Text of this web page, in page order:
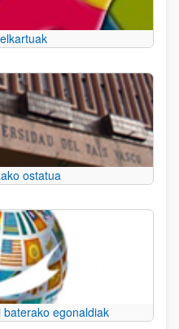
ostatua
egonaldiak